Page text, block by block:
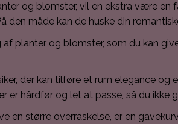
og blomster, vil en ekstra være en
den måde kan de huske din
af planter og blomster, som du kan
der kan tilføre et rum elegance
er hårdfør og let at passe, så du ikke
en større overraskelse, er en